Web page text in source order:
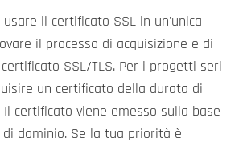
il certificato SSL in un'unica
il processo di acquisizione e di
SSL/TLS. Per i progetti seri
un certificato della durata di
Il certificato viene emesso sulla base
di dominio. Se la tua priorità è